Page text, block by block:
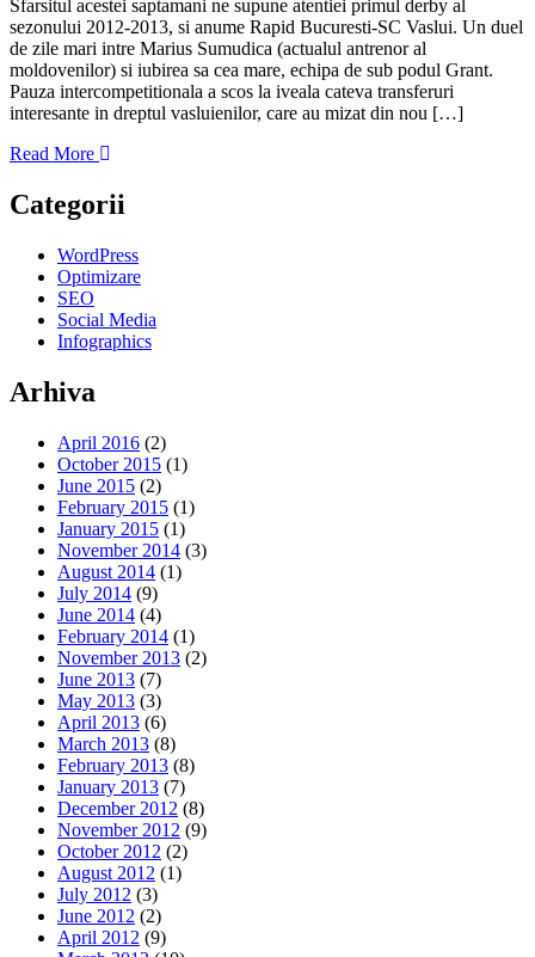
Sfarsitul acestei saptamani ne supune atentiei primul derby al
sezonului 2012-2013, si anume Rapid Bucuresti-SC Vaslui. Un duel
de zile mari intre Marius Sumudica (actualul antrenor al
moldovenilor) si iubirea sa cea mare, echipa de sub podul Grant.
Pauza intercompetitionala a scos la iveala cateva transferuri
interesante in dreptul vasluienilor, care au mizat din nou […]
Read More
Categorii
WordPress
Optimizare
SEO
Social Media
Infographics
Arhiva
April 2016 (2)
October 2015 (1)
June 2015 (2)
February 2015 (1)
January 2015 (1)
November 2014 (3)
August 2014 (1)
July 2014 (9)
June 2014 (4)
February 2014 (1)
November 2013 (2)
June 2013 (7)
May 2013 (3)
April 2013 (6)
March 2013 (8)
February 2013 (8)
January 2013 (7)
December 2012 (8)
November 2012 (9)
October 2012 (2)
August 2012 (1)
July 2012 (3)
June 2012 (2)
April 2012 (9)